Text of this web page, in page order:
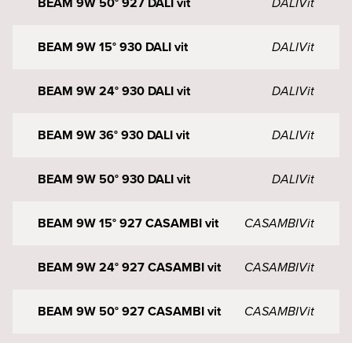
BEAM 9W 15° 930 DALI vit DALIVit
BEAM 9W 24° 930 DALI vit DALIVit
BEAM 9W 36° 930 DALI vit DALIVit
BEAM 9W 50° 930 DALI vit DALIVit
BEAM 9W 15° 927 CASAMBI vit CASAMBIVit
BEAM 9W 24° 927 CASAMBI vit CASAMBIVit
BEAM 9W 50° 927 CASAMBI vit CASAMBIVit